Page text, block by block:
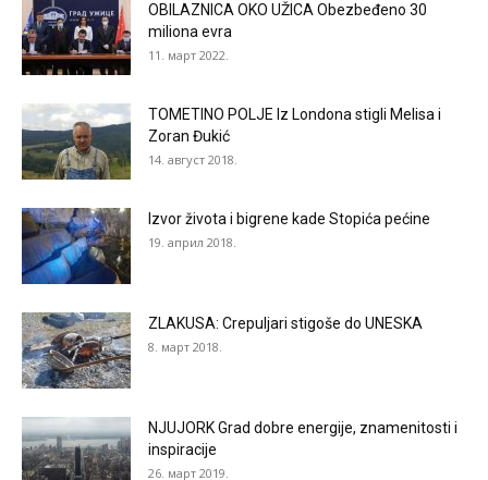
OBILAZNICA OKO UŽICA Obezbeđeno 30
miliona evra
11. март 2022.
TOMETINO POLJE Iz Londona stigli Melisa i
Zoran Đukić
14. август 2018.
Izvor života i bigrene kade Stopića pećine
19. април 2018.
ZLAKUSA: Crepuljari stigoše do UNESKA
8. март 2018.
NJUJORK Grad dobre energije, znamenitosti i
inspiracije
26. март 2019.